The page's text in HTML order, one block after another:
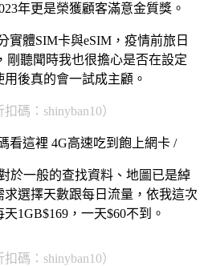
年更是榮獲顧客滿意金質獎。
實體SIM卡與eSIM，疫情前旅日
剛聽聞時我也很擔心是否在設定
後真的會一試成主顧。
碼：shinyban10）
於一般的查找資料、地圖已是綽
選擇天數跟每日流量，依我這次
1GB$169，一天$60不到。
碼：shinyban10）